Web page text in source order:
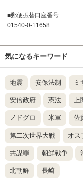
■郵便振替口座番号
01540-0-11658
気になるキーワード
地震 安保法制 ミ
安倍政府 憲法 上
ノドグロ 米軍 佐
第二次世界大戦 オス
共謀罪 朝鮮戦争
北朝鮮 長崎